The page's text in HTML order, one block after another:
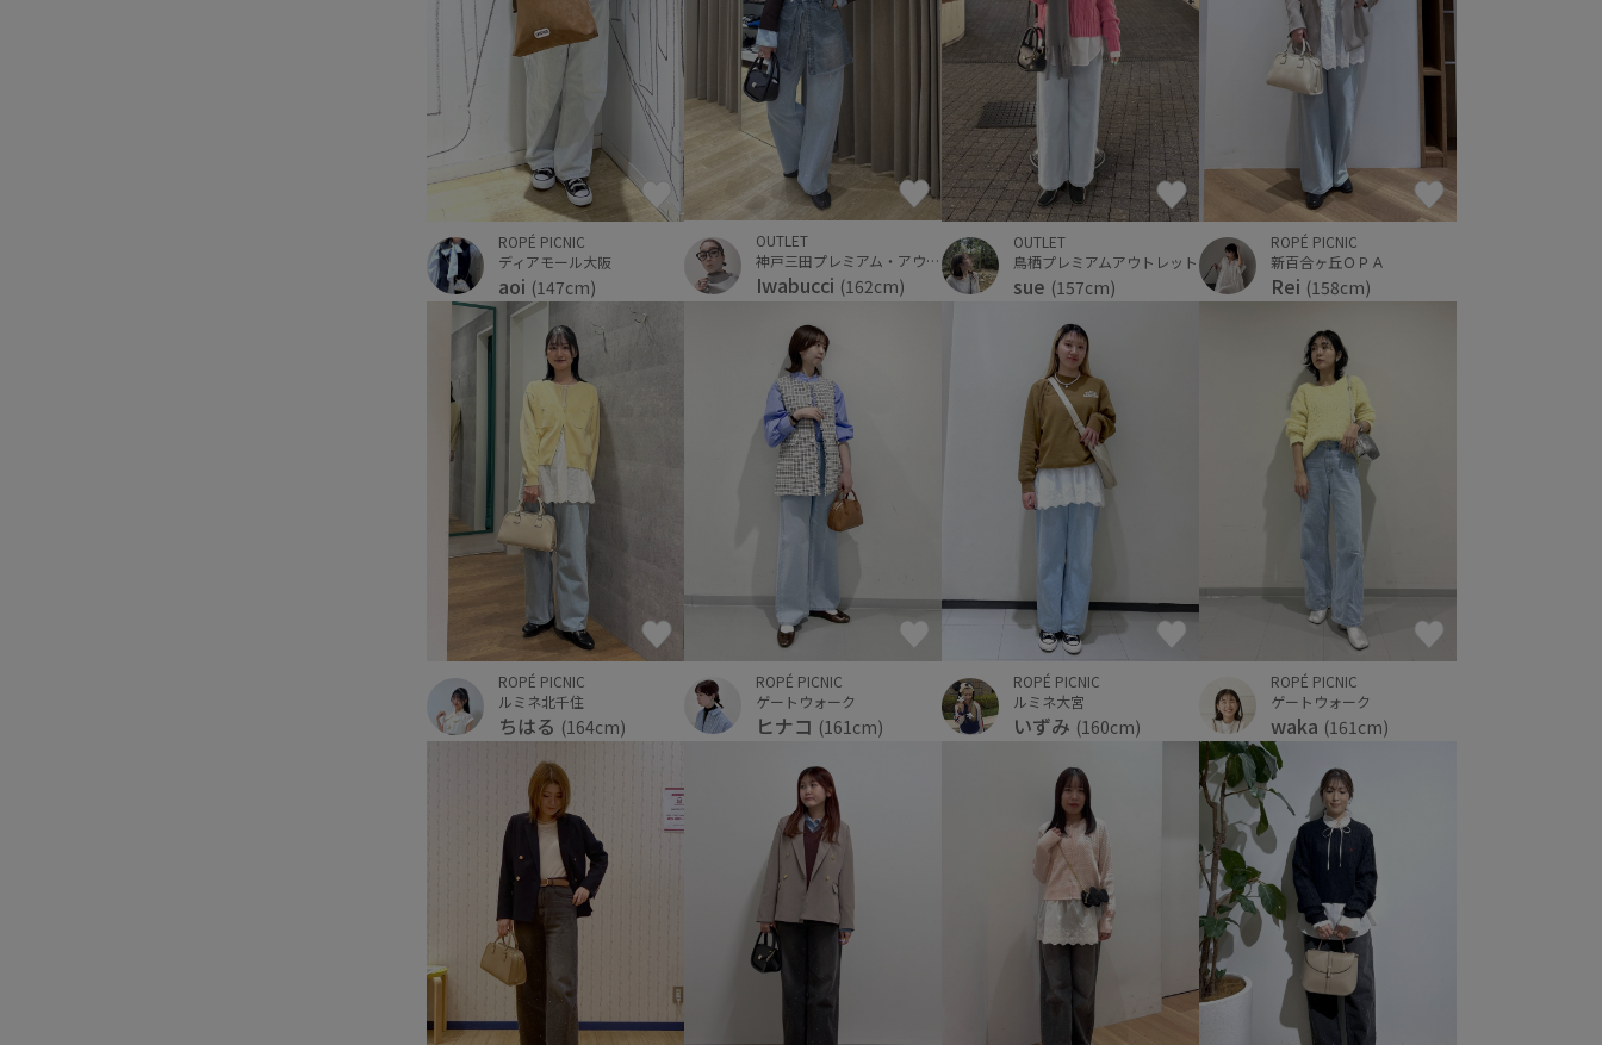
ROPÉ PICNIC
ディアモール大阪
aoi (147cm)
OUTLET
神戸三田プレミアム・アウトレット
Iwabucci (162cm)
OUTLET
鳥栖プレミアムアウトレット
sue (157cm)
ROPÉ PICNIC
新百合ヶ丘ＯＰＡ
Rei (158cm)
ROPÉ PICNIC
ルミネ北千住
ちはる (164cm)
ROPÉ PICNIC
ゲートウォーク
ヒナコ (161cm)
ROPÉ PICNIC
ルミネ大宮
いずみ (160cm)
ROPÉ PICNIC
ゲートウォーク
waka (161cm)